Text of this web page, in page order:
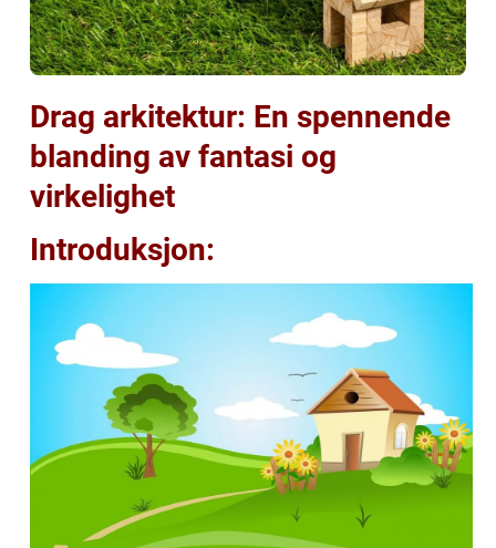
Drag arkitektur: En spennende
blanding av fantasi og
virkelighet
Introduksjon: